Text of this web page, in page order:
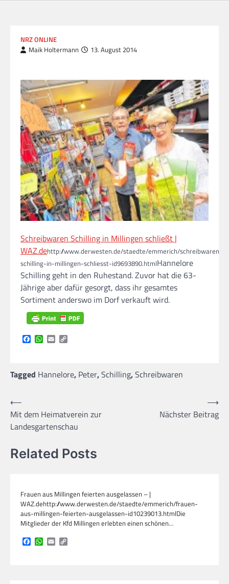
NRZ ONLINE
Maik Holtermann
13. August 2014
Schreibwaren Schilling in Millingen schließt |
WAZ.dehttp://www.derwesten.de/staedte/emmerich/schreibwaren-
schilling-in-millingen-schliesst-id9693890.htmlHannelore
Schilling geht in den Ruhestand. Zuvor hat die 63-
Jährige aber dafür gesorgt, dass ihr gesamtes
Sortiment anderswo im Dorf verkauft wird.
Facebook
WhatsApp
Email
Tagged Hannelore, Peter,Schilling,Schreibwaren
Beitragsnavigation
⟵
Mit dem Heimatverein zur
Landesgartenschau
Nächster Beitrag
⟶
Related Posts
Frauen aus Millingen feierten ausgelassen – |
WAZ.dehttp://www.derwesten.de/staedte/emmerich/frauen-
aus-millingen-feierten-ausgelassen-id10239013.htmlDie
Mitglieder der Kfd Millingen erlebten einen schönen…
Facebook
WhatsApp
Email